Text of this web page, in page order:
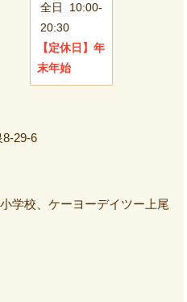
全日
10:00-
20:30
【定休日】 年
末年始
8-29-6
学校、ケーヨーデイツー上尾